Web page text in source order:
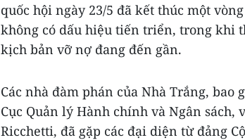
quốc hội ngày 23/5 đã kết thúc một
không có dấu hiệu tiến triển, trong khi
kịch bản vỡ nợ đang đến gần.
Các nhà đàm phán của Nhà Trắng, bao
Cục Quản lý Hành chính và Ngân sách,
Ricchetti, đã gặp các đại diện từ đảng